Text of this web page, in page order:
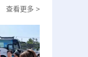
查看更多 >